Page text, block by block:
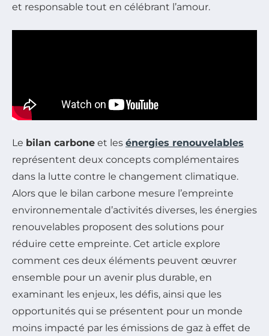
et responsable tout en célébrant l’amour.
Le bilan carbone et les énergies renouvelables
représentent deux concepts complémentaires
dans la lutte contre le changement climatique.
Alors que le bilan carbone mesure l’empreinte
environnementale d’activités diverses, les énergies
renouvelables proposent des solutions pour
réduire cette empreinte. Cet article explore
comment ces deux éléments peuvent œuvrer
ensemble pour un avenir plus durable, en
examinant les enjeux, les défis, ainsi que les
opportunités qui se présentent pour un monde
moins impacté par les émissions de gaz à effet de